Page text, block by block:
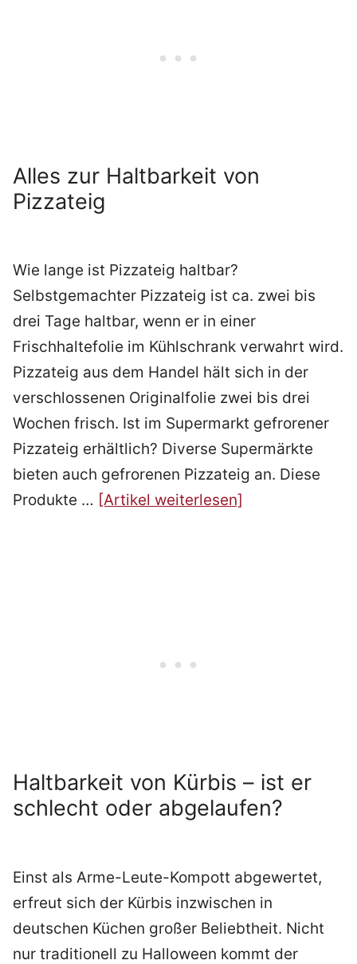
Alles zur Haltbarkeit von
Pizzateig
Wie lange ist Pizzateig haltbar?
Selbstgemachter Pizzateig ist ca. zwei bis
drei Tage haltbar, wenn er in einer
Frischhaltefolie im Kühlschrank verwahrt wird.
Pizzateig aus dem Handel hält sich in der
verschlossenen Originalfolie zwei bis drei
Wochen frisch. Ist im Supermarkt gefrorener
Pizzateig erhältlich? Diverse Supermärkte
bieten auch gefrorenen Pizzateig an. Diese
Produkte … [Artikel weiterlesen]
Haltbarkeit von Kürbis – ist er
schlecht oder abgelaufen?
Einst als Arme-Leute-Kompott abgewertet,
erfreut sich der Kürbis inzwischen in
deutschen Küchen großer Beliebtheit. Nicht
nur traditionell zu Halloween kommt der